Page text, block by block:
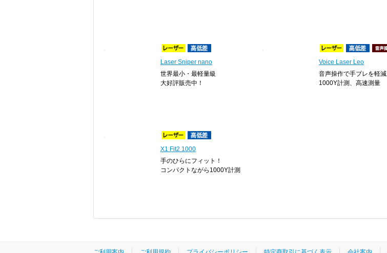
Laser Sniper nano
世界最小・最軽量級
大好評販売中！
Voice Laser Leo
音声操作で手ブレを軽減
1000Y計測、高速測量
X1 Fit2 1000
手のひらにフィット！
コンパクトながら1000Y計測